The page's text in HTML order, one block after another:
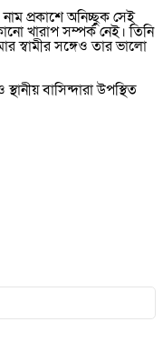
প্রকাশে অনিচ্ছুক সেই
খারাপ সম্পর্ক নেই। তিনি
সঙ্গেও তার ভালো
বাসিন্দারা উপস্থিত